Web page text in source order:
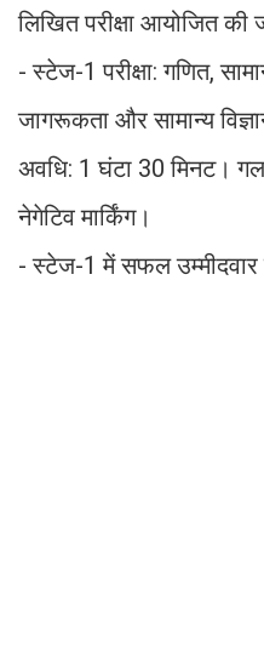
लिखित परीक्षा आयोजित की
- स्टेज-1 परीक्षा: गणित,
जागरूकता और सामान्य
अवधि: 1 घंटा 30 मिनट।
नेगेटिव मार्किंग।
- स्टेज-1 में सफल उम्मीदवार